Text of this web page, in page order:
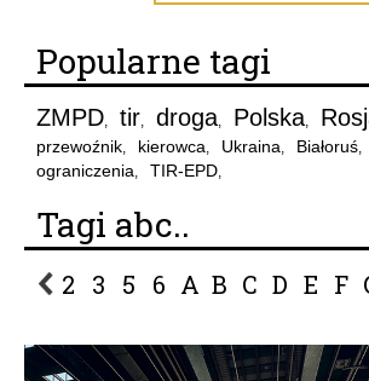
Popularne tagi
ZMPD, tir, droga, Polska,
przewoźnik, kierowca, Ukraina, Białoruś,
ograniczenia, TIR-EPD,
Tagi abc..
2 3 5 6 A B C D E F